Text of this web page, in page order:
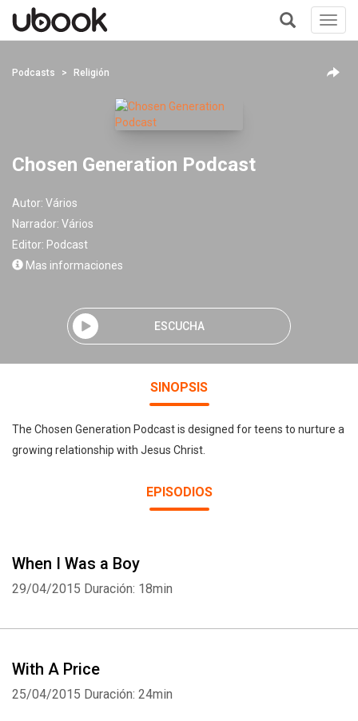
+
Podcasts Religión
Chosen Generation Podcast
Autor: Vários
Narrador: Vários
Editor: Podcast
Mas informaciones
ESCUCHA
SINOPSIS
The Chosen Generation Podcast is designed for teens to nurture a
growing relationship with Jesus Christ.
EPISODIOS
When I Was a Boy
29/04/2015 Duración: 18min
With A Price
25/04/2015 Duración: 24min